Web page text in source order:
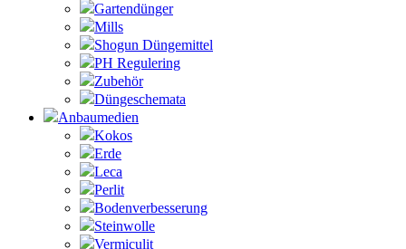
Gartendünger
Mills
Shogun Düngemittel
PH Regulering
Zubehör
Düngeschemata
Anbaumedien
Kokos
Erde
Leca
Perlit
Bodenverbesserung
Steinwolle
Vermiculit